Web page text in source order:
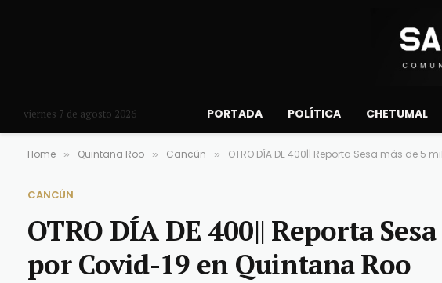
viernes 7 de agosto 2026 PORTADA POLÍTICA CHETUMAL
Home » Quintana Roo » Cancún » OTRO DÍA DE 400|| Reporta Sesa más de 5
CANCÚN
OTRO DÍA DE 400|| Reporta
por Covid-19 en Quintana Roo